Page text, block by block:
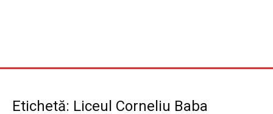
Etichetă: Liceul Corneliu Baba